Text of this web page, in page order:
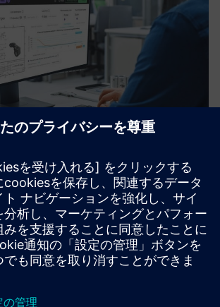
ェアにより、メーカーはコストを削減
利点をサプライチェーンの効率化に活
を向上させることができます。